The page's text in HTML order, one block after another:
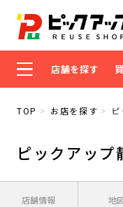
店舗を探す
TOP お店を探す
ピックアップ
店舗情報 地